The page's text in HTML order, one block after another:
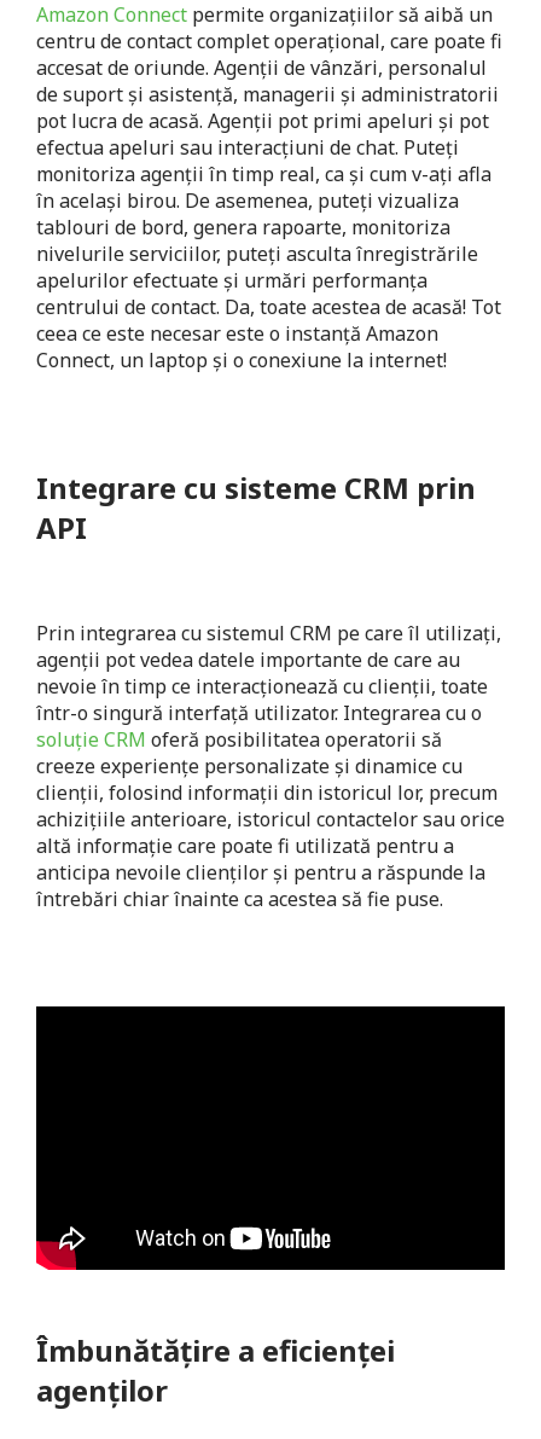
Amazon Connect permite organizațiilor să aibă un
centru de contact complet operațional, care poate fi
accesat de oriunde. Agenții de vânzări, personalul
de suport și asistență, managerii și administratorii
pot lucra de acasă. Agenții pot primi apeluri și pot
efectua apeluri sau interacțiuni de chat. Puteți
monitoriza agenții în timp real, ca și cum v-ați afla
în același birou. De asemenea, puteți vizualiza
tablouri de bord, genera rapoarte, monitoriza
nivelurile serviciilor, puteți asculta înregistrările
apelurilor efectuate și urmări performanța
centrului de contact. Da, toate acestea de acasă! Tot
ceea ce este necesar este o instanță Amazon
Connect, un laptop și o conexiune la internet!
Integrare cu sisteme CRM prin
API
Prin integrarea cu sistemul CRM pe care îl utilizați,
agenții pot vedea datele importante de care au
nevoie în timp ce interacționează cu clienții, toate
într-o singură interfață utilizator. Integrarea cu o
soluție CRM oferă posibilitatea operatorii să
creeze experiențe personalizate și dinamice cu
clienții, folosind informații din istoricul lor, precum
achizițiile anterioare, istoricul contactelor sau orice
altă informație care poate fi utilizată pentru a
anticipa nevoile clienților și pentru a răspunde la
întrebări chiar înainte ca acestea să fie puse.
Îmbunătățire a eficienței
agenților